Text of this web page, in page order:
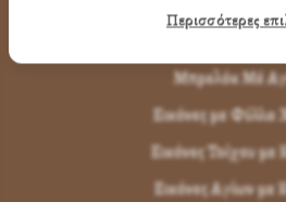
Μπρελόκ Μέ
Εικόνες με Φύλλα
Εικόνες Τοίχου με
Εικόνες Αγίων με
Περισσότερες